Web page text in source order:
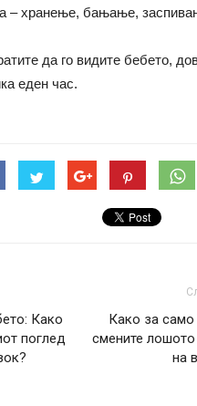
– хранење, бањање,
да го видите бебето,
еден час.
Како
поглед
Како за
смените
на